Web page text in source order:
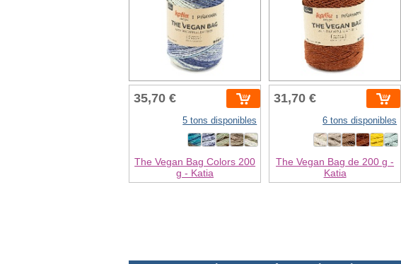
35,70 €
5 tons disponibles
The Vegan Bag Colors 200
g - Katia
31,70 €
6 tons disponibles
The Vegan Bag de 200 g -
Katia